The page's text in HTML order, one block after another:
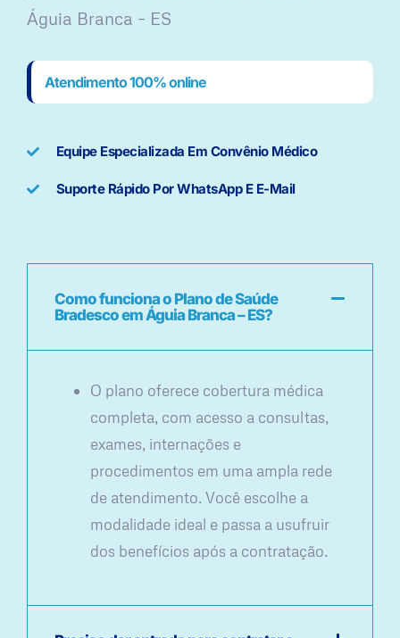
Águia Branca – ES
Atendimento 100% online
Equipe Especializada Em Convênio Médico
Suporte Rápido Por WhatsApp E E-Mail
Como funciona o Plano de Saúde
Bradesco em Águia Branca – ES?
O plano oferece cobertura médica
completa, com acesso a consultas,
exames, internações e
procedimentos em uma ampla rede
de atendimento. Você escolhe a
modalidade ideal e passa a usufruir
dos benefícios após a contratação.